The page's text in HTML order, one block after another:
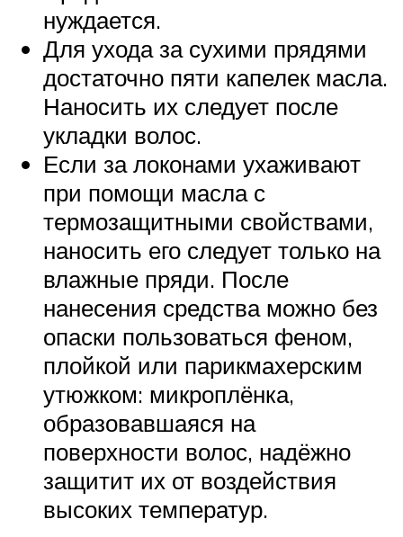
нуждается.
Для ухода за сухими прядями
достаточно пяти капелек масла.
Наносить их следует после
укладки волос.
Если за локонами ухаживают
при помощи масла с
термозащитными свойствами,
наносить его следует только на
влажные пряди. После
нанесения средства можно без
опаски пользоваться феном,
плойкой или парикмахерским
утюжком: микроплёнка,
образовавшаяся на
поверхности волос, надёжно
защитит их от воздействия
высоких температур.